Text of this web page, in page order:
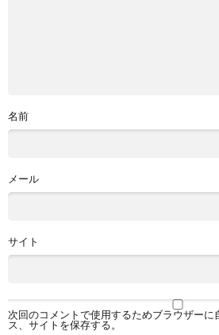
名前
メール
サイト
次回のコメントで使用するためブラウザーに
ス、サイトを保存する。